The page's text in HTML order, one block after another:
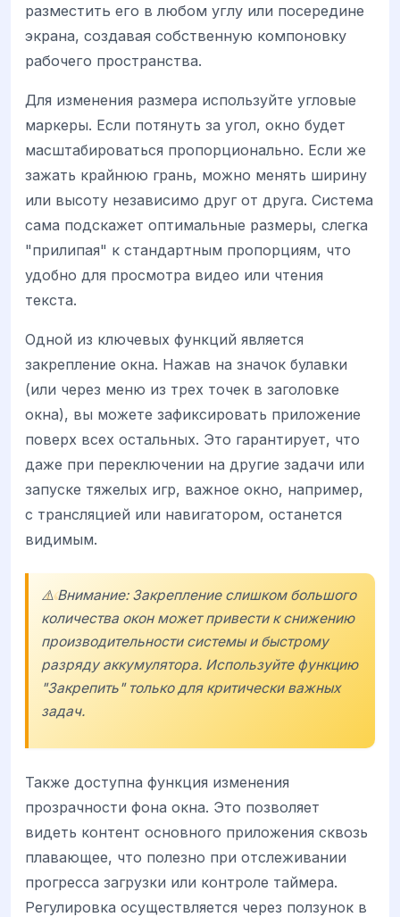
разместить его в любом углу или посередине
экрана, создавая собственную компоновку
рабочего пространства.
Для изменения размера используйте угловые
маркеры. Если потянуть за угол, окно будет
масштабироваться пропорционально. Если же
зажать крайнюю грань, можно менять ширину
или высоту независимо друг от друга. Система
сама подскажет оптимальные размеры, слегка
"прилипая" к стандартным пропорциям, что
удобно для просмотра видео или чтения
текста.
Одной из ключевых функций является
закрепление окна. Нажав на значок булавки
(или через меню из трех точек в заголовке
окна), вы можете зафиксировать приложение
поверх всех остальных. Это гарантирует, что
даже при переключении на другие задачи или
запуске тяжелых игр, важное окно, например,
с трансляцией или навигатором, останется
видимым.
⚠️ Внимание: Закрепление слишком большого
количества окон может привести к снижению
производительности системы и быстрому
разряду аккумулятора. Используйте функцию
"Закрепить" только для критически важных
задач.
Также доступна функция изменения
прозрачности фона окна. Это позволяет
видеть контент основного приложения сквозь
плавающее, что полезно при отслеживании
прогресса загрузки или контроле таймера.
Регулировка осуществляется через ползунок в